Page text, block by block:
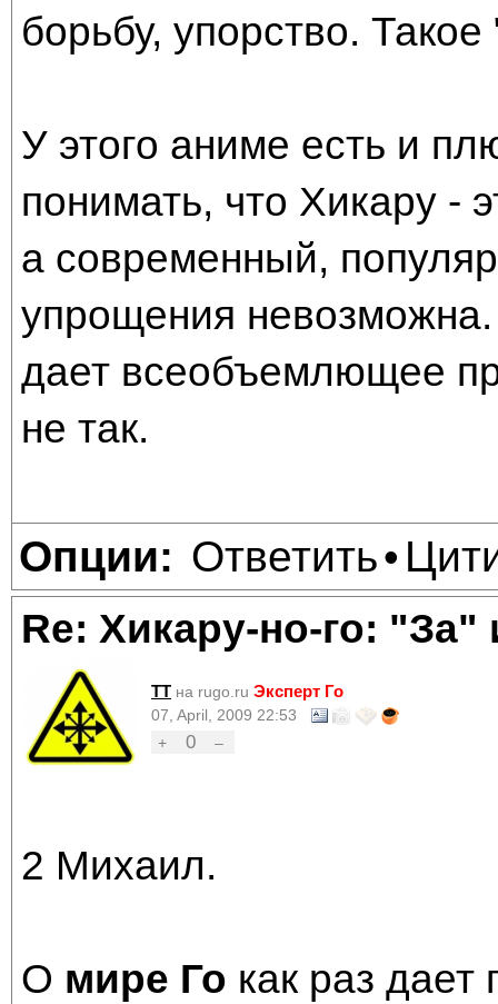
борьбу, упорство.
У этого аниме есть и
понимать, что Хикару -
а современный,
упрощения
дает всеобъемлющее
не так.
Опции: Ответить•
Re: Хикару-но-го:
TT на rugo.ru Эксперт Го
07, April, 2009 22:53
+
0 –
2 Михаил.
О мире Го как раз